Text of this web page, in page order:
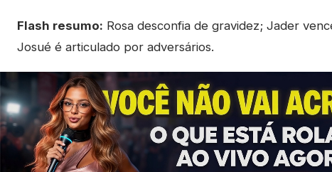
Flash resumo: Rosa desconfia de gravidez; Jader
Josué é articulado por adversários.